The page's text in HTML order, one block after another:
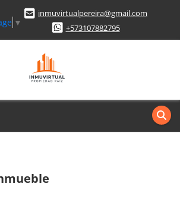
▼
inmuvirtualpereira@gmail.com
+573107882795